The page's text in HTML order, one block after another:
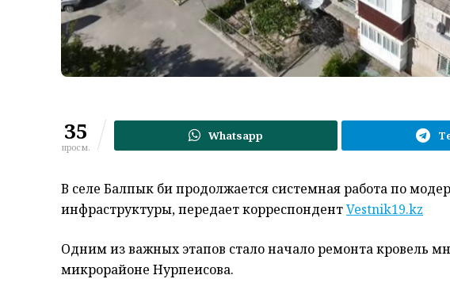
35
просм.
Whatsapp
В селе Балпык би продолжается системная работа по
инфраструктуры, передает корреспондентVestnik19.kz
Одним из важных этапов стало начало ремонта кровель
микрорайоне Нурпеисова.